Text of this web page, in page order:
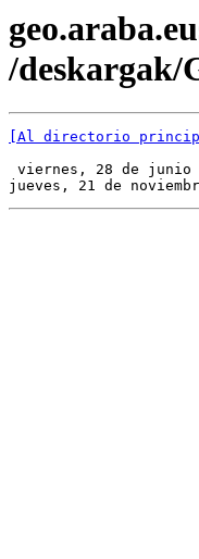
/deskargak/
[Al directorio
viernes, 28 de
jueves, 21 de